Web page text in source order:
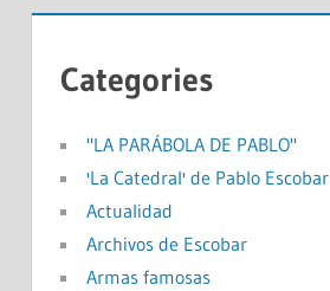
Categories
"LA PARÁBOLA DE PABLO"
'La Catedral' de Pablo Escobar
Actualidad
Archivos de Escobar
Armas famosas